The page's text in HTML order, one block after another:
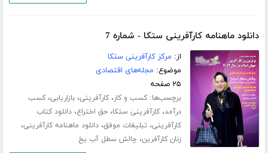
دانلود ماهنامه کارآفرینی ستکا - شماره 7
از: مرکز کارآفرینی ستکا
موضوع: مجله‌های اقتصادی
۲۵ صفحه
برچسب‌ها:کسب و کار،کارآفرینی،بازاریابی،کسب
درآمد،کارآفرینی ستکا،حق اختراع،دانلود کتاب
کارآفرینی، تبلیغات موفق،دانلود ماهنامه کارآفرینی،
زنان کارآفرین، چالش سطل آب یخ